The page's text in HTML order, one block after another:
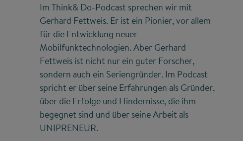
Im Think& Do-Podcast sprechen wir mit
Gerhard Fettweis. Er ist ein Pionier, vor allem
für die Entwicklung neuer
Mobilfunktechnologien. Aber Gerhard
Fettweis ist nicht nur ein guter Forscher,
sondern auch ein Seriengründer. Im Podcast
spricht er über seine Erfahrungen als Gründer,
über die Erfolge und Hindernisse, die ihm
begegnet sind und über seine Arbeit als
UNIPRENEUR.